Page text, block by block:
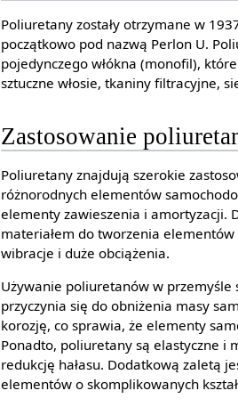
Poliuretany zostały otrzymane w
początkowo pod nazwą Perlon U.
pojedynczego włókna (monofil),
sztuczne włosie, tkaniny filtracyjne,
Zastosowanie
Poliuretany znajdują szerokie
różnorodnych elementów
elementy zawieszenia i amortyzacji.
materiałem do tworzenia
wibracje i duże obciążenia.
Używanie poliuretanów w
przyczynia się do obniżenia masy
korozję, co sprawia, że elementy
Ponadto, poliuretany są elastyczne i
redukcję hałasu. Dodatkową zaletą
elementów o skomplikowanych